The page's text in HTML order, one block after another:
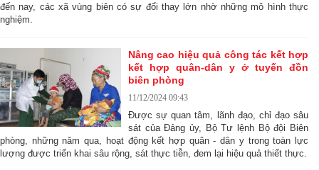
đến nay, các xã vùng biên có sự đổi thay lớn nhờ những mô hình thực
nghiệm.
Nâng cao hiệu quả công tác kết hợp
kết hợp quân-dân y ở tuyến đồn
biên phòng
11/12/2024 09:43
Được sự quan tâm, lãnh đạo, chỉ đạo sâu
sát của Đảng ủy, Bộ Tư lệnh Bộ đội Biên
phòng, những năm qua, hoạt động kết hợp quân - dân y trong toàn lực
lượng được triển khai sâu rộng, sát thực tiễn, đem lại hiệu quả thiết thực.